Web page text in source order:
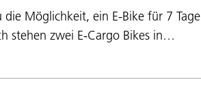
Möglichkeit, ein E-Bike für 7 Tage
stehen zwei E-Cargo Bikes in…